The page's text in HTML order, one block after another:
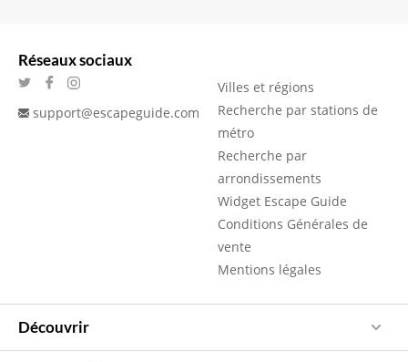
Réseaux sociaux
support@escapeguide.com
Villes et régions
Recherche par stations de
métro
Recherche par
arrondissements
Widget Escape Guide
Conditions Générales de
vente
Mentions légales
Découvrir